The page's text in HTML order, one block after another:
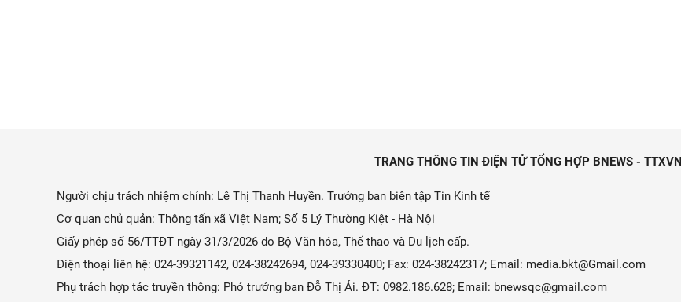
TRANG THÔNG TIN ĐIỆN TỬ TỔNG HỢP BNEWS - TTXVN
Người chịu trách nhiệm chính: Lê Thị Thanh Huyền. Trưởng ban biên tập Tin Kinh tế
Cơ quan chủ quản: Thông tấn xã Việt Nam; Số 5 Lý Thường Kiệt - Hà Nội
Giấy phép số 56/TTĐT ngày 31/3/2026 do Bộ Văn hóa, Thể thao và Du lịch cấp.
Điện thoại liên hệ: 024-39321142, 024-38242694, 024-39330400; Fax: 024-38242317; Email: media.bkt@Gmail.com
Phụ trách hợp tác truyền thông: Phó trưởng ban Đỗ Thị Ái. ĐT: 0982.186.628; Email: bnewsqc@gmail.com